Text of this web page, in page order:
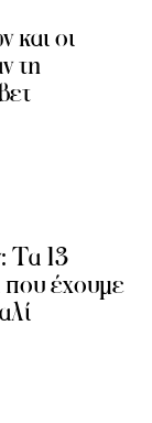
και οι
τη
Τα 13
έχουμε